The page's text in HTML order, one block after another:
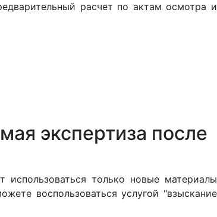
расчет по актам осмотра и
экспертиза после
только новые материалы
воспользоваться услугой "взыскание